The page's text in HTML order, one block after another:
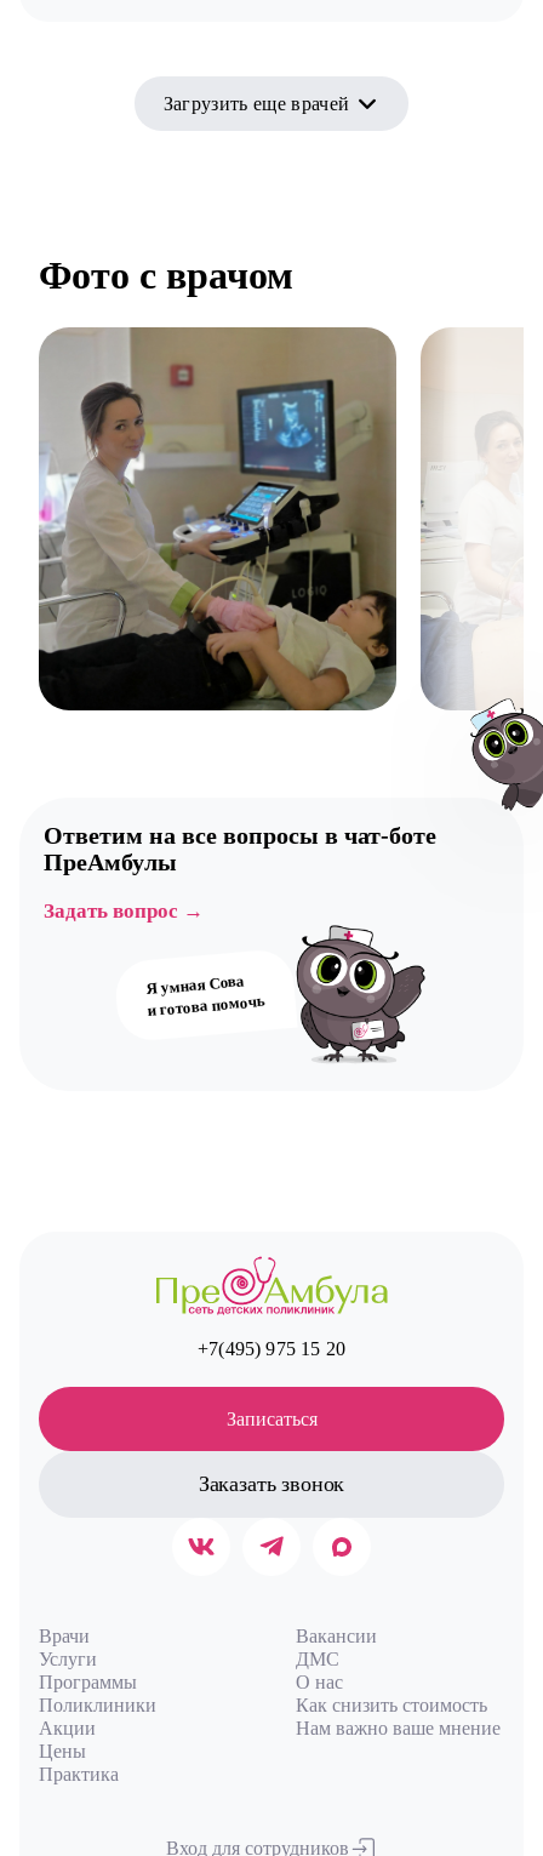
Загрузить еще врачей
Фото с врачом
Ответим на все вопросы в чат-боте
ПреАмбулы
Задать вопрос →
Я умная Сова
и готова помочь
+7(495) 975 15 20
Записаться
Заказать звонок
Врачи
Услуги
Программы
Поликлиники
Акции
Цены
Практика
Вакансии
ДМС
О нас
Как снизить стоимость
Нам важно ваше мнение
Вход для сотрудников